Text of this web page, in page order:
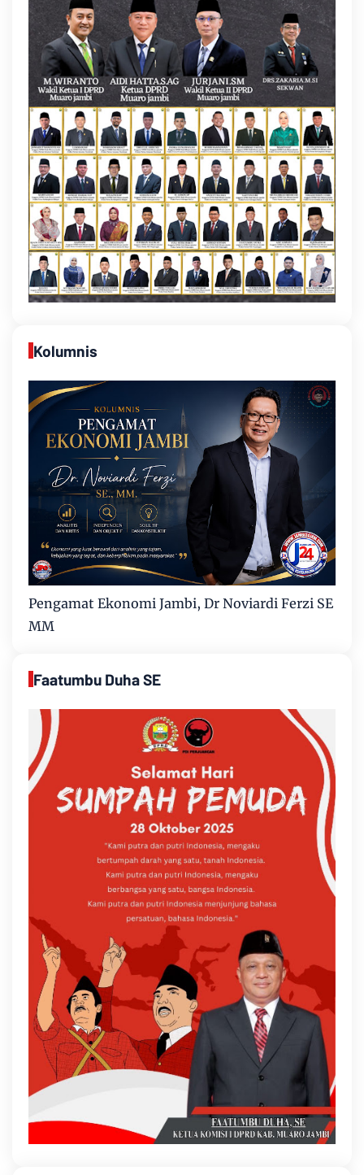
Kolumnis
Pengamat Ekonomi Jambi, Dr Noviardi Ferzi SE
MM
Faatumbu Duha SE